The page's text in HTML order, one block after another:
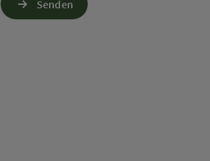
Senden